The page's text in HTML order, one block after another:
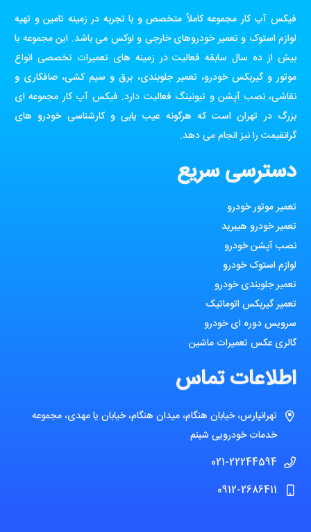
فیکس آپ کار مجموعه کاملاً متخصص و با تجربه در زمینه تامین و تهیه
لوازم استوک و تعمیر خودروهای خارجی و لوکس می باشد. این مجموعه با
بیش از ده سال سابقه فعالیت در زمینه های تعمیرات تخصصی انواع
موتور و گیربکس خودرو، تعمیر جلوبندی، برق و سیم کشی، صافکاری و
نقاشی، نصب آپشن و تیونینگ فعالیت دارد. فیکس آپ کار مجموعه ای
بزرگ در تهران است که هرگونه عیب یابی و کارشناسی خودرو های
گرانقیمت را نیز انجام می دهد.
دسترسی سریع
تعمیر موتور خودرو
تعمیر خودرو هیبرید
نصب آپشن خودرو
لوازم استوک خودرو
تعمیر جلوبندی خودرو
تعمیر گیربکس اتوماتیک
سرویس دوره ای خودرو
گالری عکس تعمیرات ماشین
اطلاعات تماس
تهرانپارس، خیابان هنگام، میدان هنگام، خیابان یا مهدی، مجموعه
خدمات خودرویی شبنم
021-22244594
0912-2686411